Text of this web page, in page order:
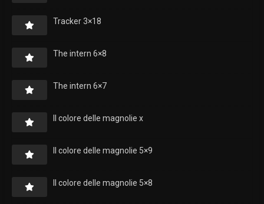
Tracker 3×18
The intern 6×8
The intern 6×7
Il colore delle magnolie x
Il colore delle magnolie 5×9
Il colore delle magnolie 5×8